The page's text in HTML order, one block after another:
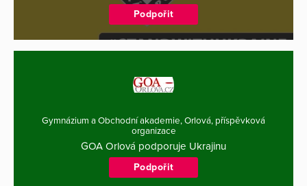
Podpořit
Gymnázium a Obchodní akademie, Orlová, příspěvková
organizace
GOA Orlová podporuje Ukrajinu
Podpořit